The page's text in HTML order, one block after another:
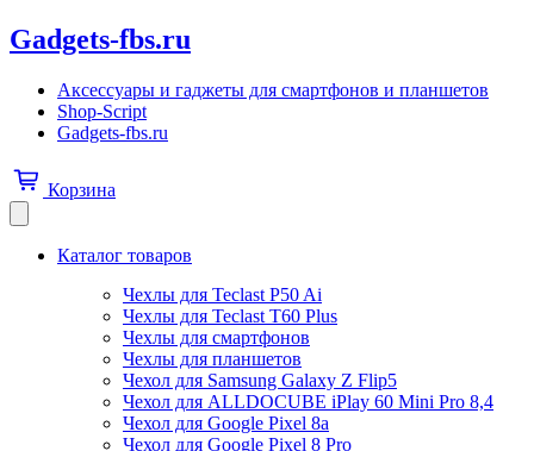
Gadgets-fbs.ru
Аксессуары и гаджеты для смартфонов и планшетов
Shop-Script
Gadgets-fbs.ru
Корзина
Каталог товаров
Чехлы для Teclast P50 Ai
Чехлы для Teclast T60 Plus
Чехлы для смартфонов
Чехлы для планшетов
Чехол для Samsung Galaxy Z Flip5
Чехол для ALLDOCUBE iPlay 60 Mini Pro 8,4
Чехол для Google Pixel 8a
Чехол для Google Pixel 8 Pro